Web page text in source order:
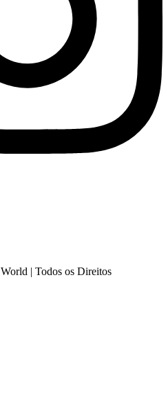
| Todos os Direitos